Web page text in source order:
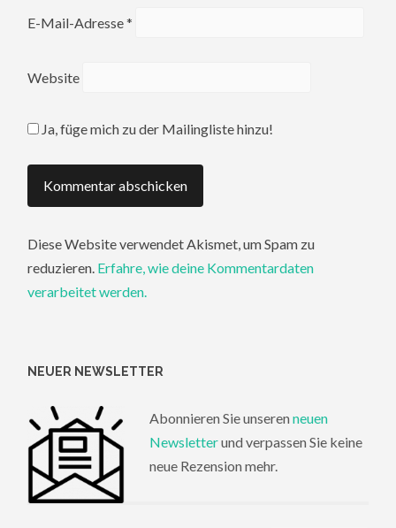
E-Mail-Adresse*
Website
Ja, füge mich zu der Mailingliste hinzu!
Diese Website verwendet Akismet, um Spam zu
reduzieren. Erfahre, wie deine Kommentardaten
verarbeitet werden.
NEUER NEWSLETTER
Abonnieren Sie unseren neuen
Newsletterund verpassen Sie keine
neue Rezension mehr.